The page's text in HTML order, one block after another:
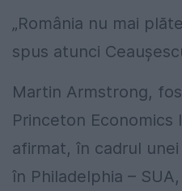
„România nu mai
spus atunci
Martin Armstrong,
Princeton Economics
afirmat, în cadrul
în Philadelphia –